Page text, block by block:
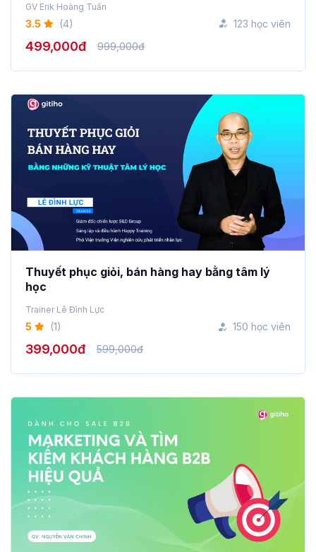
GV Erik Hoàng Tuấn
3.5 (4) 123 học viên
499,000đ 999,000đ
Thuyết phục giỏi, bán hàng hay bằng tâm lý
học
Trainer Lê Đình Lực
5 (1) 150 học viên
399,000đ 599,000đ